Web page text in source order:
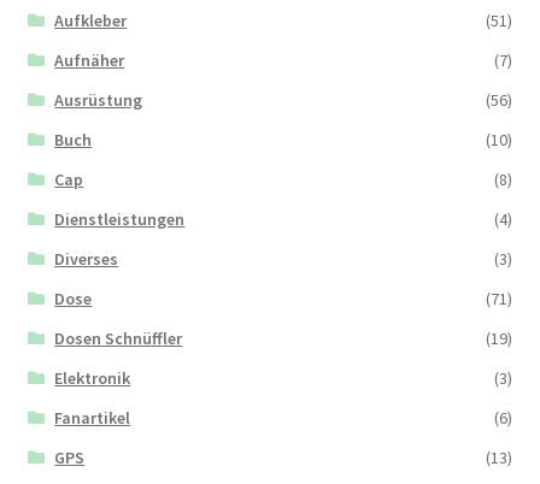
Aufkleber
(51)
Aufnäher
(7)
Ausrüstung
(56)
Buch
(10)
Cap
(8)
Dienstleistungen
(4)
Diverses
(3)
Dose
(71)
Dosen Schnüffler
(19)
Elektronik
(3)
Fanartikel
(6)
GPS
(13)